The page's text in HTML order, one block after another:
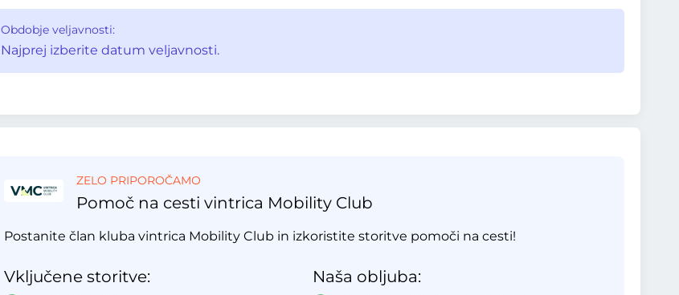
Obdobje veljavnosti:
Najprej izberite datum veljavnosti.
ZELO PRIPOROČAMO
Pomoč na cesti vintrica Mobility Club
Postanite član kluba vintrica Mobility Club in izkoristite storitve pomoči na cesti!
Vključene storitve: Naša obljuba: